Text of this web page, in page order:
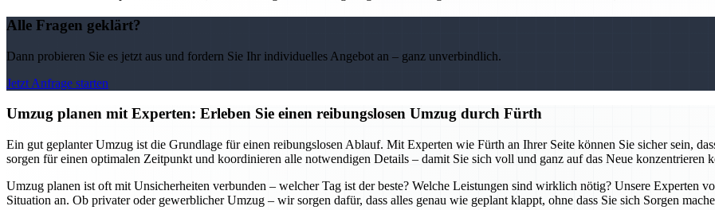
Alle Fragen geklärt?
Dann probieren Sie es jetzt aus und fordern Sie Ihr individuelles Angebot an – ganz unverbindlich.
Jetzt Anfrage starten
Umzug planen mit Experten: Erleben Sie einen reibungslosen Umzug durch Fürth
Ein gut geplanter Umzug ist die Grundlage für einen reibungslosen Ablauf. Mit Experten wie Fürth an Ihrer Seite können Sie sicher sein,
sorgen für einen optimalen Zeitpunkt und koordinieren alle notwendigen Details – damit Sie sich voll und ganz auf das Neue konzentrieren
Umzug planen ist oft mit Unsicherheiten verbunden – welcher Tag ist der beste? Welche Leistungen sind wirklich nötig? Unsere Experten
Situation an. Ob privater oder gewerblicher Umzug – wir sorgen dafür, dass alles genau wie geplant klappt, ohne dass Sie sich Sorgen